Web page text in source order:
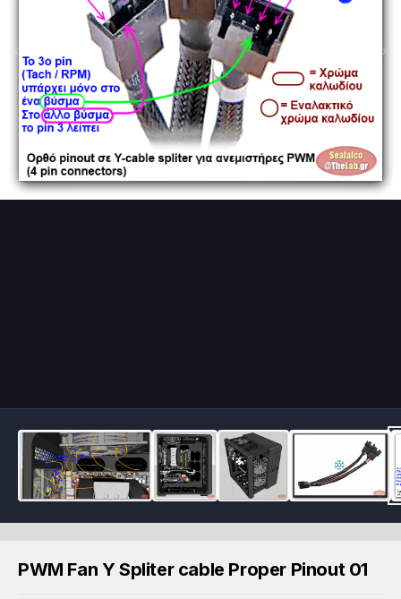
PWM Fan Y Spliter cable Proper Pinout 01